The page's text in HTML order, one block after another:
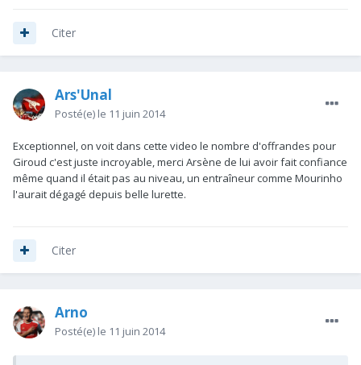
Citer
Ars'Unal
Posté(e) le 11 juin 2014
Exceptionnel, on voit dans cette video le nombre d'offrandes pour
Giroud c'est juste incroyable, merci Arsène de lui avoir fait confiance
même quand il était pas au niveau, un entraîneur comme Mourinho
l'aurait dégagé depuis belle lurette.
Citer
Arno
Posté(e) le 11 juin 2014